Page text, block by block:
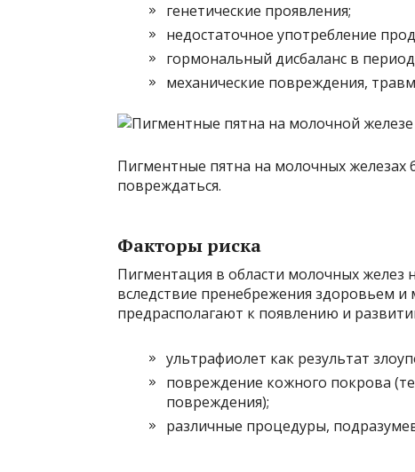
генетические проявления;
недостаточное употребление
гормональный дисбаланс в
механические повреждения,
Пигментные пятна на молочных
повреждаться.
Факторы риска
Пигментация в области молочных желез
вследствие пренебрежения здоровьем
предрасполагают к появлению и
ультрафиолет как результат
повреждение кожного покрова
повреждения);
различные процедуры,